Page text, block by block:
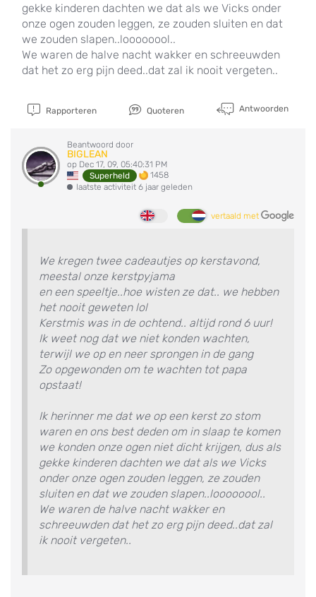
gekke kinderen dachten we dat als we Vicks onder
onze ogen zouden leggen, ze zouden sluiten en dat
we zouden slapen..loooooool..
We waren de halve nacht wakker en schreeuwden
dat het zo erg pijn deed..dat zal ik nooit vergeten..
Rapporteren Quoteren Antwoorden
Beantwoord door
BIGLEAN
op Dec 17, 09, 05:40:31 PM
Superheld
1458
laatste activiteit 6 jaar geleden
vertaald met
We kregen twee cadeautjes op kerstavond,
meestal onze kerstpyjama
en een speeltje..hoe wisten ze dat.. we hebben
het nooit geweten lol
Kerstmis was in de ochtend.. altijd rond 6 uur!
Ik weet nog dat we niet konden wachten,
terwijl we op en neer sprongen in de gang
Zo opgewonden om te wachten tot papa
opstaat!
Ik herinner me dat we op een kerst zo stom
waren en ons best deden om in slaap te komen
we konden onze ogen niet dicht krijgen, dus als
gekke kinderen dachten we dat als we Vicks
onder onze ogen zouden leggen, ze zouden
sluiten en dat we zouden slapen..loooooool..
We waren de halve nacht wakker en
schreeuwden dat het zo erg pijn deed..dat zal
ik nooit vergeten..